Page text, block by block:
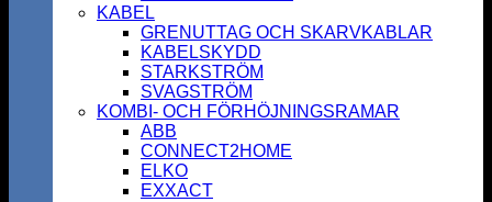
KABEL
GRENUTTAG OCH SKARVKABLAR
KABELSKYDD
STARKSTRÖM
SVAGSTRÖM
KOMBI- OCH FÖRHÖJNINGSRAMAR
ABB
CONNECT2HOME
ELKO
EXXACT